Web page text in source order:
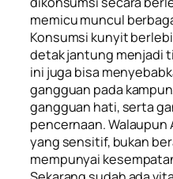
memicu muncul
Konsumsi kunyit
detak jantung menjadi
ini juga bisa
gangguan pada
gangguan hati, serta
pencernaan. Walaupun
yang sensitif, bukan
mempunyai